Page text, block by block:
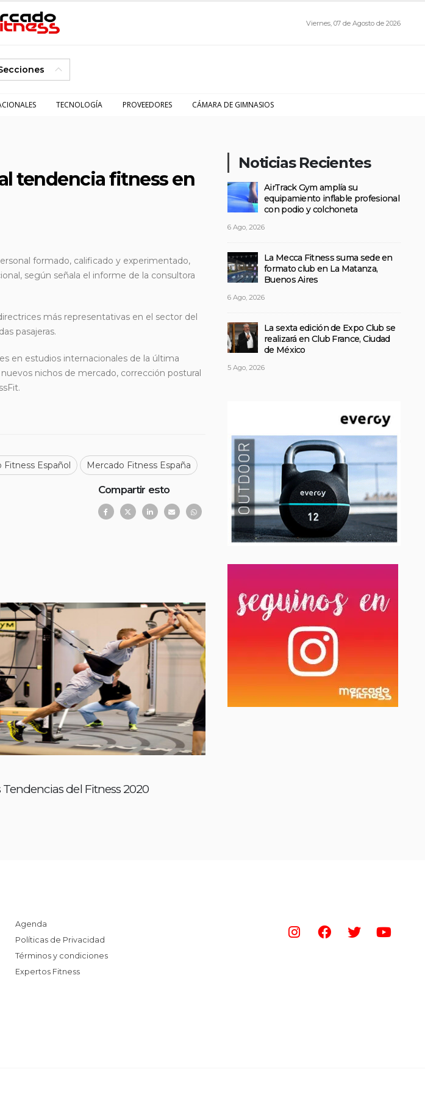
Viernes, 07 de Agosto de 2026
TECNOLOGÍA PROVEEDORES CÁMARA DE GIMNASIOS
tendencia fitness en
formado, calificado y experimentado,
según señala el informe de la consultora
más representativas en el sector del
pasajeras.
en estudios internacionales de la última
nichos de mercado, corrección postural
Español Mercado Fitness España
Compartir esto
del Fitness 2020
Noticias Recientes
AirTrack Gym amplía su
equipamiento inflable profesional
con podio y colchoneta
6 Ago, 2026
La Mecca Fitness suma sede en
formato club en La Matanza,
Buenos Aires
6 Ago, 2026
La sexta edición de Expo Club se
realizará en Club France, Ciudad
de México
5 Ago, 2026
Agenda
Políticas de Privacidad
Términos y condiciones
Expertos Fitness